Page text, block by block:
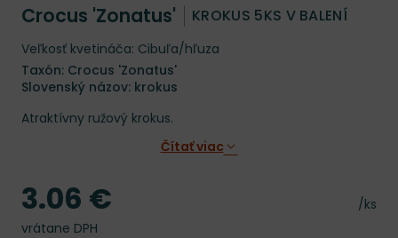
Crocus 'Zonatus' KROKUS 5KS V BALENÍ
Veľkosť kvetináča: Cibuľa/hľuza
Taxón: Crocus 'Zonatus'
Slovenský názov: krokus
Atraktívny ružový krokus.
Čítať viac
Cena
/ks
Cena
3.06 €
vrátane DPH